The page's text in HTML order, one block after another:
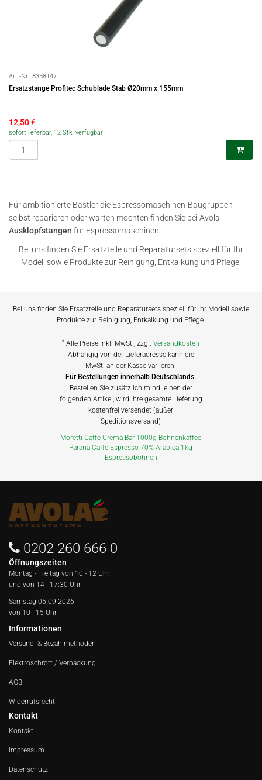
Art.-Nr.: 8358147
Ersatzstange Profitec Schublade Stab Ø20mm x 155mm
12,50€
sofort lieferbar, 12 Stk. verfügbar
Für ambitionierte Bastler die Espressomaschinen-Baugruppen
selbst reparieren oder warten möchten finden Sie bei Avola
Ausklopfstangen für Espressomaschinen.
Bei uns finden Sie Ersatzteile und Reparatursets speziell für Ihr
Modell sowie Produkte zur Reinigung, Entkalkung und Pflege.
Bei uns finden Sie Ersatzteile und Reparatursets speziell für Ihr Modell sowie
Produkte zur Reinigung, Entkalkung und Pflege.
* Alle Preise inkl. MwSt., zzgl.Versandkosten
Abhängig von der Lieferadresse kann die
MwSt. an der Kasse variieren.
Für Bestellungen innerhalb Deutschlands:
Bestellen Sie zusätzlich mind. einen der
folgenden Artikel, wird Ihre gesamte Lieferung
kostenfrei versendet (außer
Speditionsversand)
Moretti Caffe Crema Bar 1000g Bohnenkaffee
Paranà Caffè Espresso 70% Arabica 1kg
Espressobohnen
0202 260 666 0
Öffnungszeiten
Montag - Freitag von 10 - 12 Uhr
und von 14 - 17:30 Uhr
Samstag 05.09.2026
von 10 - 15 Uhr
Informationen
Versand- & Bezahlmethoden
Elektroschrott / Verpackung
AGB
Widerrufsrecht
Kontakt
Kontakt
Impressum
Datenschutz